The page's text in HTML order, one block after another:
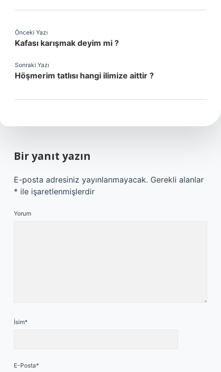
Önceki Yazı
Kafası karışmak deyim mi ?
Sonraki Yazı
Höşmerim tatlısı hangi ilimize aittir ?
Bir yanıt yazın
E-posta adresiniz yayınlanmayacak. Gerekli alanlar
* ile işaretlenmişlerdir
Yorum
İsim*
E-Posta*